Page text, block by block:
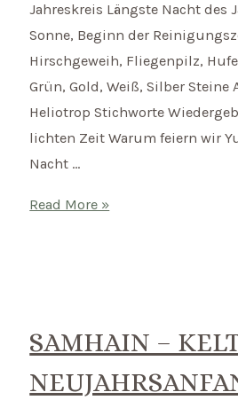
Jahreskreis Längste Nacht des
Sonne, Beginn der
Hirschgeweih, Fliegenpilz,
Grün, Gold, Weiß, Silber
Heliotrop Stichworte
lichten Zeit Warum feiern wir
Nacht …
Yule
21.
Dezember
Read More »
SAMHAIN –